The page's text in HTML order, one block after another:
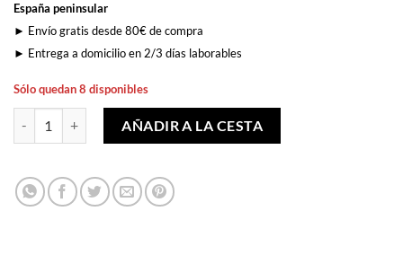
España peninsular
► Envío gratis desde 80€ de compra
► Entrega a domicilio en 2/3 días laborables
Sólo quedan 8 disponibles
Matajare Disparo Roja cantidadAÑADIR A LA CESTA